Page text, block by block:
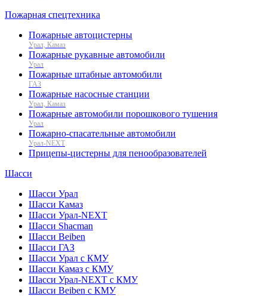
Пожарная спецтехника
Пожарные автоцистерны
Урал, Камаз
Пожарные рукавные автомобили
Урал
Пожарные штабные автомобили
ГАЗ
Пожарные насосные станции
Урал, Камаз
Пожарные автомобили порошкового тушения
Урал
Пожарно-спасательные автомобили
Урал-NEXT
Прицепы-цистерны для пенообразователей
Шасси
Шасси Урал
Шасси Камаз
Шасси Урал-NEXT
Шасси Shacman
Шасси Beiben
Шасси ГАЗ
Шасси Урал с КМУ
Шасси Камаз с КМУ
Шасси Урал-NEXT с КМУ
Шасси Beiben с КМУ